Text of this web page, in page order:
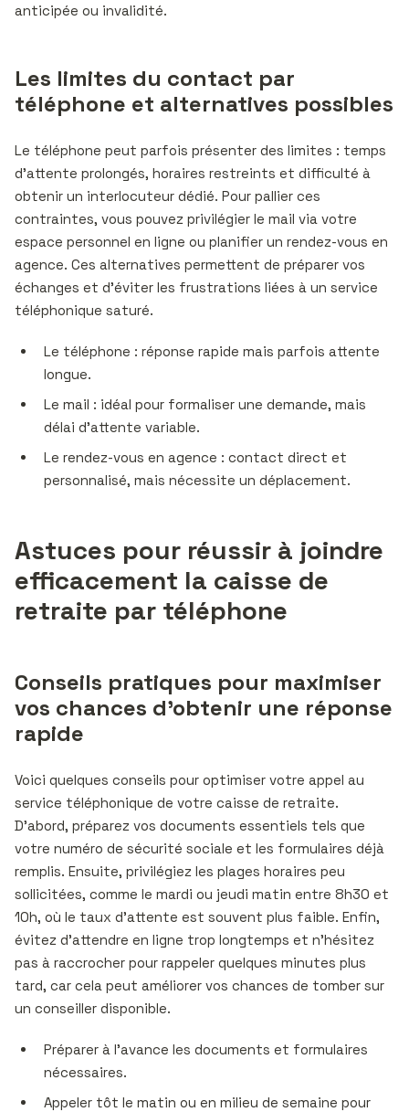
anticipée ou invalidité.
Les limites du contact par
téléphone et alternatives possibles
Le téléphone peut parfois présenter des limites : temps
d’attente prolongés, horaires restreints et difficulté à
obtenir un interlocuteur dédié. Pour pallier ces
contraintes, vous pouvez privilégier le mail via votre
espace personnel en ligne ou planifier un rendez-vous en
agence. Ces alternatives permettent de préparer vos
échanges et d’éviter les frustrations liées à un service
téléphonique saturé.
Le téléphone : réponse rapide mais parfois attente
longue.
Le mail : idéal pour formaliser une demande, mais
délai d’attente variable.
Le rendez-vous en agence : contact direct et
personnalisé, mais nécessite un déplacement.
Astuces pour réussir à joindre
efficacement la caisse de
retraite par téléphone
Conseils pratiques pour maximiser
vos chances d’obtenir une réponse
rapide
Voici quelques conseils pour optimiser votre appel au
service téléphonique de votre caisse de retraite.
D’abord, préparez vos documents essentiels tels que
votre numéro de sécurité sociale et les formulaires déjà
remplis. Ensuite, privilégiez les plages horaires peu
sollicitées, comme le mardi ou jeudi matin entre 8h30 et
10h, où le taux d’attente est souvent plus faible. Enfin,
évitez d’attendre en ligne trop longtemps et n’hésitez
pas à raccrocher pour rappeler quelques minutes plus
tard, car cela peut améliorer vos chances de tomber sur
un conseiller disponible.
Préparer à l’avance les documents et formulaires
nécessaires.
Appeler tôt le matin ou en milieu de semaine pour